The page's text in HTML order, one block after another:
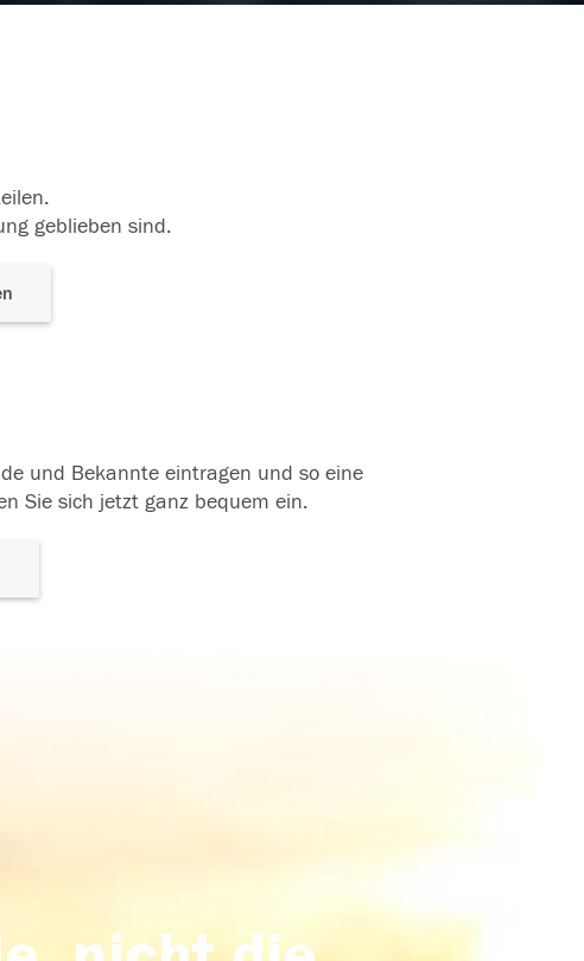
geblieben sind.
und Bekannte eintragen und so eine
Sie sich jetzt ganz bequem ein.